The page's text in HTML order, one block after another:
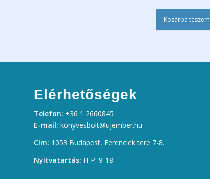
Kosárba teszem
Elérhetőségek
Telefon: +36 1 2660845
E-mail: konyvesbolt@ujember.hu
Cím: 1053 Budapest, Ferenciek tere 7-8.
Nyitvatartás: H-P: 9-18